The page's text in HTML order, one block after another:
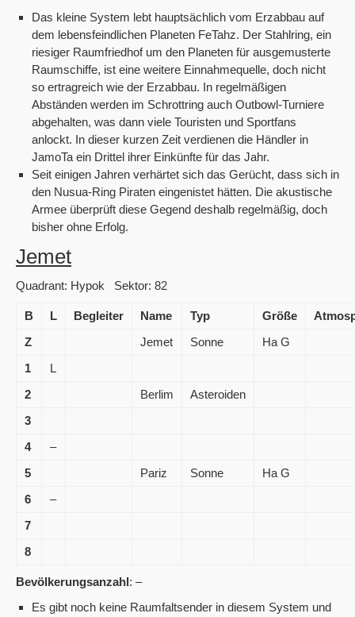
Das kleine System lebt hauptsächlich vom Erzabbau auf
dem lebensfeindlichen Planeten FeTahz. Der Stahlring, ein
riesiger Raumfriedhof um den Planeten für ausgemusterte
Raumschiffe, ist eine weitere Einnahmequelle, doch nicht
so ertragreich wie der Erzabbau. In regelmäßigen
Abständen werden im Schrottring auch Outbowl-Turniere
abgehalten, was dann viele Touristen und Sportfans
anlockt. In dieser kurzen Zeit verdienen die Händler in
JamoTa ein Drittel ihrer Einkünfte für das Jahr.
Seit einigen Jahren verhärtet sich das Gerücht, dass sich in
den Nusua-Ring Piraten eingenistet hätten. Die akustische
Armee überprüft diese Gegend deshalb regelmäßig, doch
bisher ohne Erfolg.
Jemet
Quadrant: Hypok Sektor: 82
B L Begleiter Name Typ Größe
Z
Jemet Sonne
Ha G
1
L
2
Berlim
Asteroiden
3
4
–
5
Pariz Sonne
Ha G
6
–
7
8
Bevölkerungsanzahl: –
Es gibt noch keine Raumfaltsender in diesem System und